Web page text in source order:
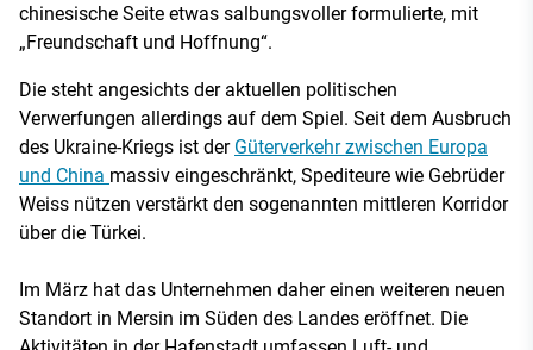
chinesische Seite etwas salbungsvoller formulierte, mit
„Freundschaft und Hoffnung“.
Die steht angesichts der aktuellen politischen
Verwerfungen allerdings auf dem Spiel. Seit dem Ausbruch
des Ukraine-Kriegs ist der Güterverkehr zwischen Europa
und China massiv eingeschränkt, Spediteure wie Gebrüder
Weiss nützen verstärkt den sogenannten mittleren Korridor
über die Türkei.
Im März hat das Unternehmen daher einen weiteren neuen
Standort in Mersin im Süden des Landes eröffnet. Die